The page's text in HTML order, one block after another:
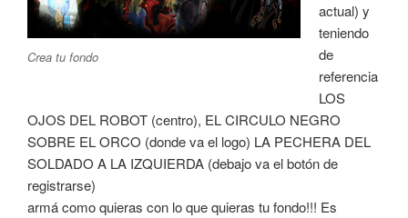
Crea tu fondo
actual) y
teniendo
de
referencia
LOS
OJOS DEL ROBOT (centro), EL CIRCULO NEGRO
SOBRE EL ORCO (donde va el logo) LA PECHERA DEL
SOLDADO A LA IZQUIERDA (debajo va el botón de
registrarse)
armá como quieras con lo que quieras tu fondo!!! Es